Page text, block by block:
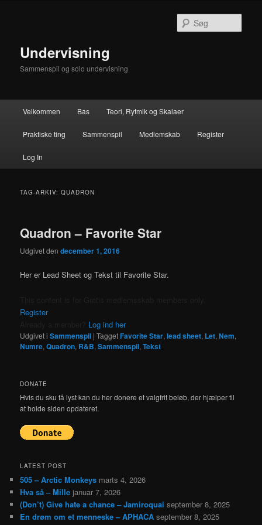
Undervisning
Sammenspil og solo undervisning
Velkommen Bas Teori, Rytmik og Skalaer
Praktiske ting Sammenspil Medlemskab Register
Log In
TAG-ARKIV:QUADRON
Quadron – Favorite Star
Udgivet dendecember 1, 2016
Her er Lead Sheet og Tekst til Favorite Star.
Register
Log ind her
Udgivet i Sammenspil |TaggetFavorite Star,lead sheet, Let,Nem,
Numre,Quadron, R&B,Sammenspil,Tekst
DONATE
Hvis du sku få lyst kan du her donere et valgfrit beløb, der hjælper til
at holde siden opdateret.
LATEST POST
505 – Arctic Monkeys marts 4, 2026
Hva så – Mille januar 7, 2026
(Don’t) Give hate a chance – Jamiroquai september 8, 2025
En drøm om et menneske – APHACA september 8, 2025